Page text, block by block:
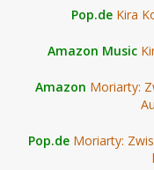
Pop.de Kira
Amazon Music
Amazon Moriarty:
Pop.de Moriarty: